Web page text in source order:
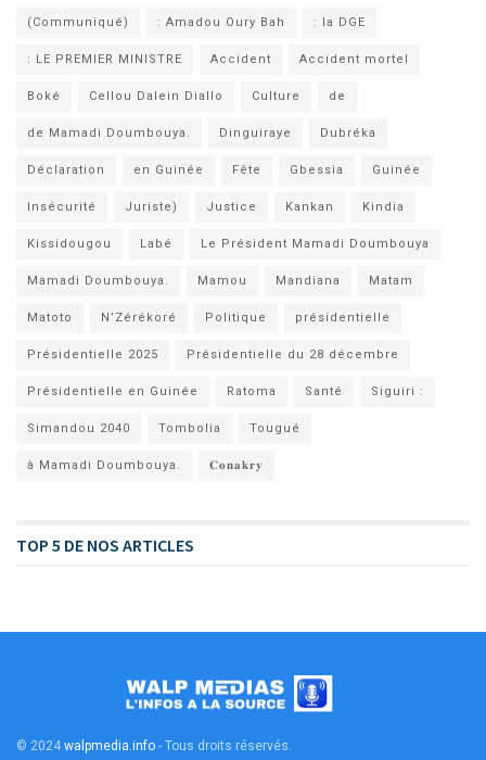
(Communiqué) : Amadou Oury Bah : la DGE
: LE PREMIER MINISTRE Accident Accident mortel
Boké Cellou Dalein Diallo Culture de
de Mamadi Doumbouya. Dinguiraye Dubréka
Déclaration en Guinée Fête Gbessia Guinée
Insécurité Juriste) Justice Kankan Kindia
Kissidougou Labé Le Président Mamadi Doumbouya
Mamadi Doumbouya. Mamou Mandiana Matam
Matoto N’Zérékoré Politique présidentielle
Présidentielle 2025 Présidentielle du 28 décembre
Présidentielle en Guinée Ratoma Santé Siguiri :
Simandou 2040 Tombolia Tougué
à Mamadi Doumbouya. 𝐂𝐨𝐧𝐚𝐤𝐫𝐲
TOP 5 DE NOS ARTICLES
© 2024 walpmedia.info - Tous droits réservés.